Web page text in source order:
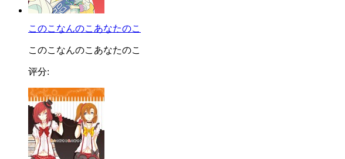
このこなんのこあなたのこ
このこなんのこあなたのこ
评分: